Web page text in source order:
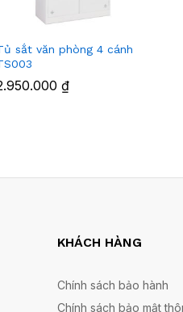
sắt văn phòng 4 cánh
₫
KHÁCH HÀNG
Chính sách bảo hành
Chính sách bảo mật